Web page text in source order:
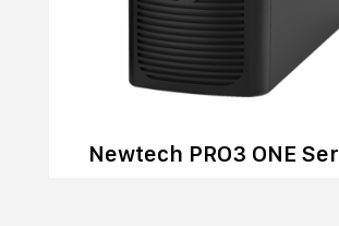
Newtech PRO3 ONE